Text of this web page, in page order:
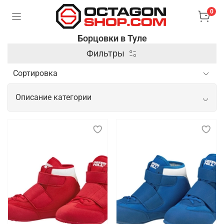
0
Борцовки в Туле
Фильтры
Описание категории
продуктивных и комфортных
Борцовки — это специализированная спортивная
обувь, предназначенная для занятий борьбой и
другими единоборствами. Они отличаются
легкостью, гибкостью и прочной подошвой,
которая обеспечивает хорошее сцепление с